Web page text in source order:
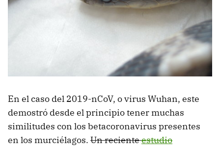
En el caso del 2019-nCoV, o virus Wuhan, este
demostró desde el principio tener muchas
similitudes con los betacoronavirus presentes
en los murciélagos. Un recienteestudio